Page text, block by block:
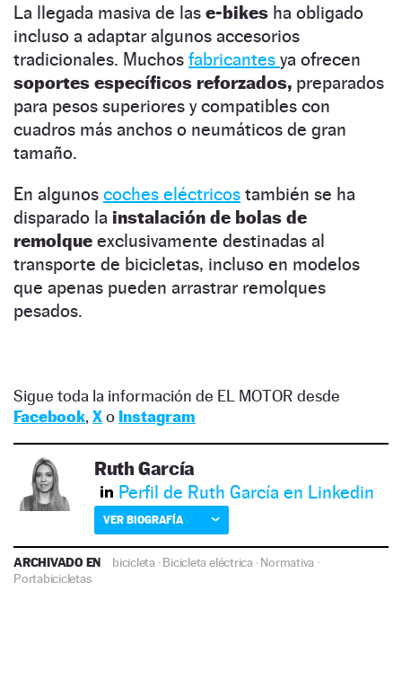
La llegada masiva de las e-bikes ha obligado
incluso a adaptar algunos accesorios
tradicionales. Muchos fabricantes ya ofrecen
soportes específicos reforzados, preparados
para pesos superiores y compatibles con
cuadros más anchos o neumáticos de gran
tamaño.
En algunos coches eléctricos también se ha
disparado la instalación de bolas de
remolque exclusivamente destinadas al
transporte de bicicletas, incluso en modelos
que apenas pueden arrastrar remolques
pesados.
Sigue toda la información de EL MOTOR desde
Facebook, Xo Instagram
Ruth García
Perfil de Ruth García en Linkedin
VER BIOGRAFÍA
ARCHIVADO EN bicicleta·Bicicleta eléctrica·Normativa ·
Portabicicletas